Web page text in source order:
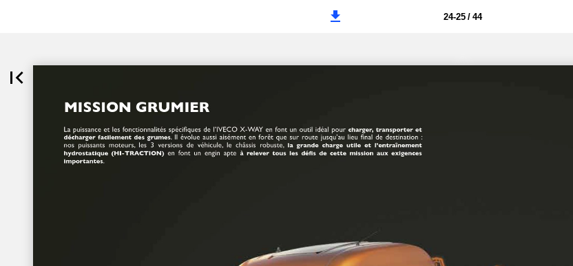
24-25 / 44